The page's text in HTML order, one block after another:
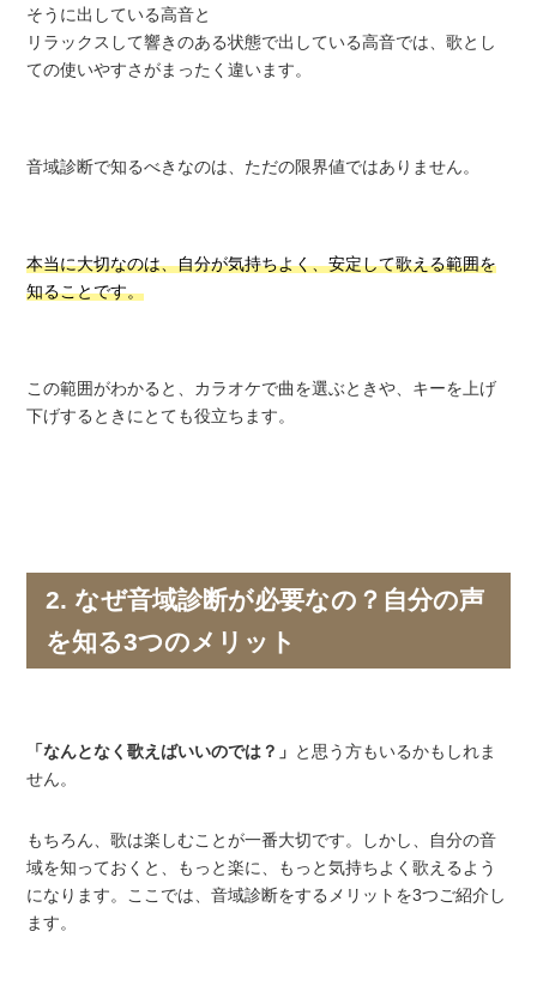
そうに出している高音と
リラックスして響きのある状態で出している高音では、歌とし
ての使いやすさがまったく違います。
音域診断で知るべきなのは、ただの限界値ではありません。
本当に大切なのは、自分が気持ちよく、安定して歌える範囲を
知ることです。
この範囲がわかると、カラオケで曲を選ぶときや、キーを上げ
下げするときにとても役立ちます。
2. なぜ音域診断が必要なの？自分の声
を知る3つのメリット
「なんとなく歌えばいいのでは？」 と思う方もいるかもしれま
せん。
もちろん、歌は楽しむことが一番大切です。しかし、自分の音
域を知っておくと、もっと楽に、もっと気持ちよく歌えるよう
になります。ここでは、音域診断をするメリットを3つご紹介し
ます。